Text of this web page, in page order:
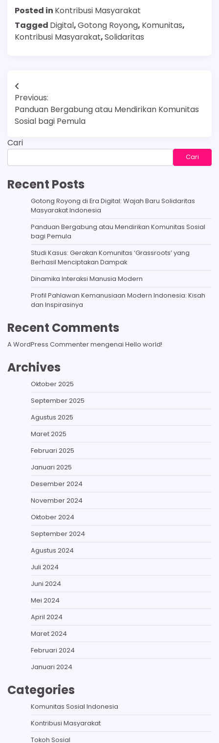
Posted in Kontribusi Masyarakat
Tagged Digital,Gotong Royong, Komunitas,
Kontribusi Masyarakat,Solidaritas
Navigasi
pos
Previous:
Panduan Bergabung atau Mendirikan Komunitas
Sosial bagi Pemula
Cari
Cari
Recent Posts
Gotong Royong di Era Digital: Wajah Baru Solidaritas
Masyarakat Indonesia
Panduan Bergabung atau Mendirikan Komunitas Sosial
bagi Pemula
Studi Kasus: Gerakan Komunitas ‘Grassroots’ yang
Berhasil Menciptakan Dampak
Dinamika Interaksi Manusia Modern
Profil Pahlawan Kemanusiaan Modern Indonesia: Kisah
dan Inspirasinya
Recent Comments
A WordPress Commentermengenai Hello world!
Archives
Oktober 2025
September 2025
Agustus 2025
Maret 2025
Februari 2025
Januari 2025
Desember 2024
November 2024
Oktober 2024
September 2024
Agustus 2024
Juli 2024
Juni 2024
Mei 2024
April 2024
Maret 2024
Februari 2024
Januari 2024
Categories
Komunitas Sosial Indonesia
Kontribusi Masyarakat
Tokoh Sosial